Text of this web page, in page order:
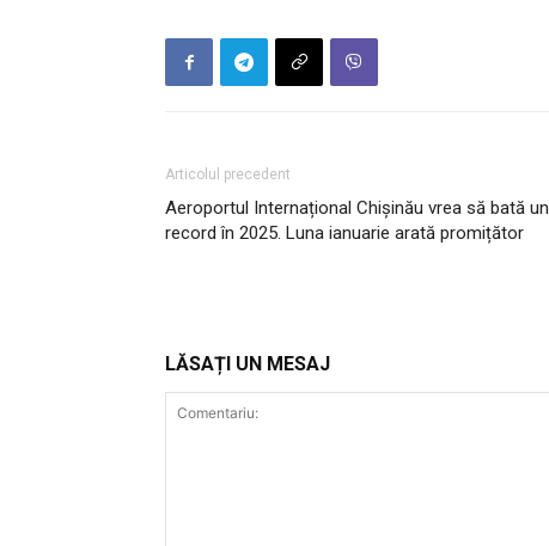
Articolul precedent
Aeroportul Internațional Chișinău vrea să bată un
record în 2025. Luna ianuarie arată promițător
LĂSAȚI UN MESAJ